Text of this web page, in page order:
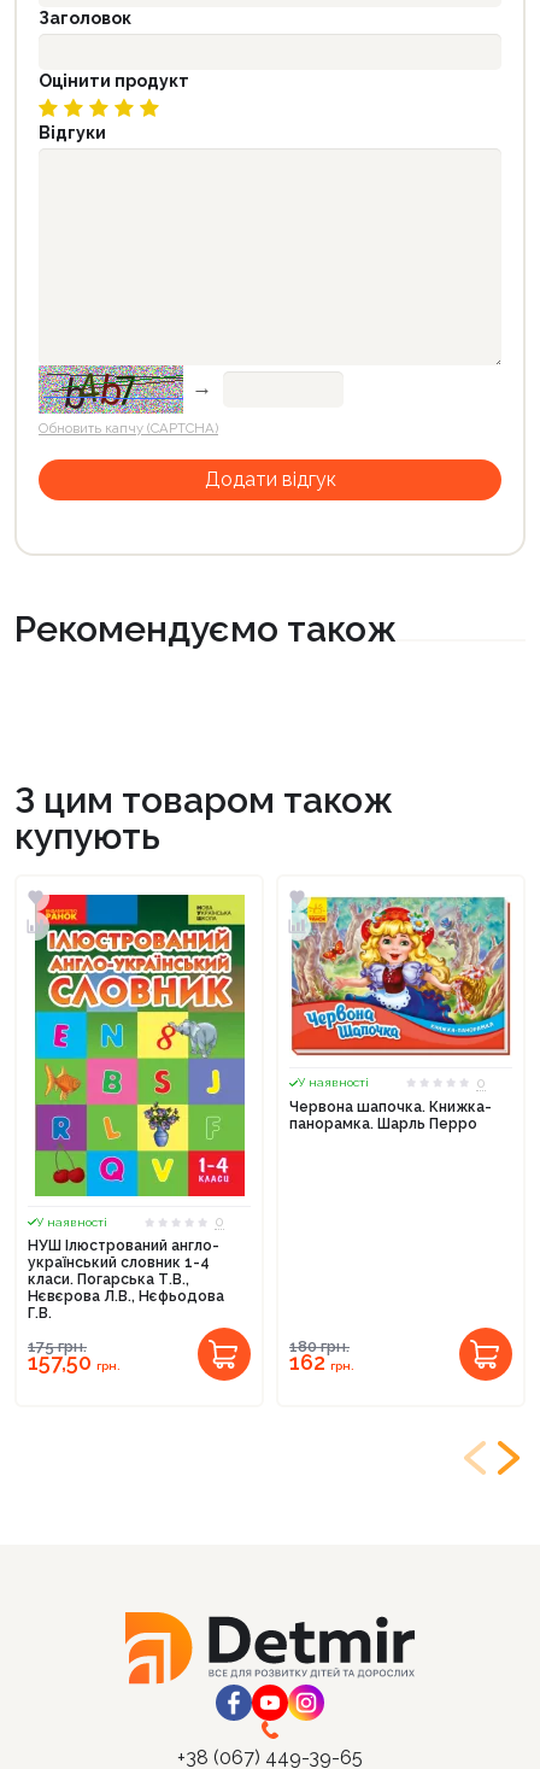
Заголовок
Оцінити продукт
Відгуки
→
Обновить капчу (CAPTCHA)
Рекомендуємо також
З цим товаром також
купують
У наявності
0
НУШ Ілюстрований англо-
український словник 1-4
класи. Погарська Т.В.,
Нєвєрова Л.В., Нєфьодова
Г.В.
175грн.
157,50 грн.
У наявності
0
Червона шапочка. Книжка-
панорамка. Шарль Перро
180грн.
162грн.
+38 (067) 449-39-65